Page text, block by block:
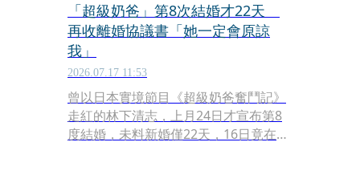
「超級奶爸」第8次結婚才22天
再收離婚協議書「她一定會原諒
我」
2026.07.17 11:53
曾以日本實境節目《超級奶爸奮鬥記》
走紅的林下清志，上月24日才宣布第8
度結婚，未料新婚僅22天，16日竟在部